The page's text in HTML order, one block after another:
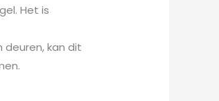
Het is
deuren, kan dit